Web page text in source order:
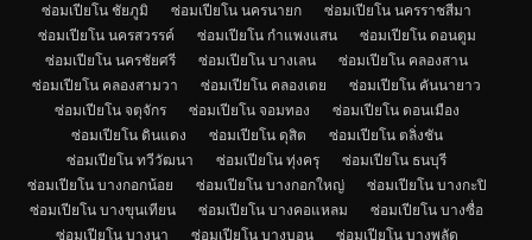
ซ่อมเปียโน ชัยภูมิ
ซ่อมเปียโน นครนายก
ซ่อมเปียโน นครราชสีมา
ซ่อมเปียโน นครสวรรค์
ซ่อมเปียโน กำแพงแสน
ซ่อมเปียโน ดอนตูม
ซ่อมเปียโน นครชัยศรี
ซ่อมเปียโน บางเลน
ซ่อมเปียโน คลองสาน
ซ่อมเปียโน คลองสามวา
ซ่อมเปียโน คลองเตย
ซ่อมเปียโน คันนายาว
ซ่อมเปียโน จตุจักร
ซ่อมเปียโน จอมทอง
ซ่อมเปียโน ดอนเมือง
ซ่อมเปียโน ดินแดง
ซ่อมเปียโน ดุสิต
ซ่อมเปียโน ตลิ่งชัน
ซ่อมเปียโน ทวีวัฒนา
ซ่อมเปียโน ทุ่งครุ
ซ่อมเปียโน ธนบุรี
ซ่อมเปียโน บางกอกน้อย
ซ่อมเปียโน บางกอกใหญ่
ซ่อมเปียโน บางกะปิ
ซ่อมเปียโน บางขุนเทียน
ซ่อมเปียโน บางคอแหลม
ซ่อมเปียโน บางซื่อ
ซ่อมเปียโน บางนา
ซ่อมเปียโน บางบอน
ซ่อมเปียโน บางพลัด